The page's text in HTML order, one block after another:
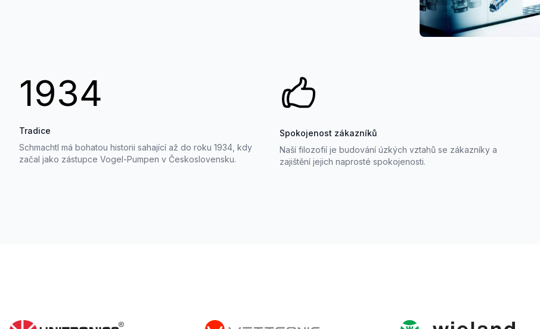
1934
Tradice
Schmachtl má bohatou historii sahající až do roku 1934, kdy
začal jako zástupce Vogel-Pumpen v Československu.
Spokojenost zákazníků
Naší filozofií je budování úzkých vztahů se zákazníky a
zajištění jejich naprosté spokojenosti.